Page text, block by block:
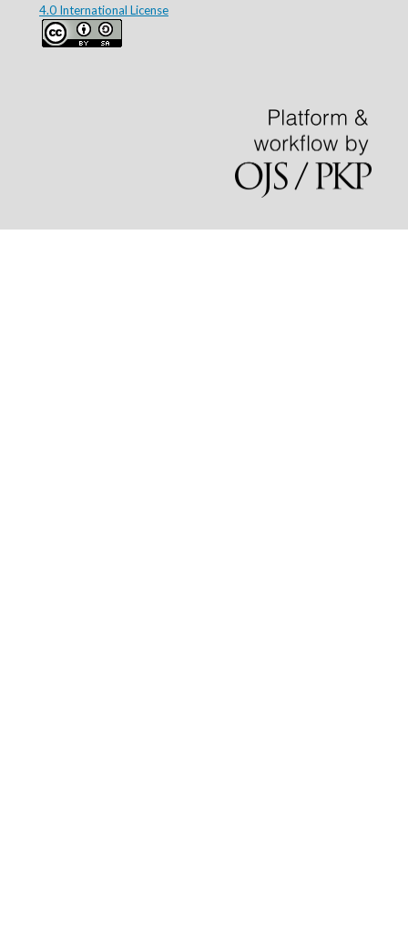
4.0 International License